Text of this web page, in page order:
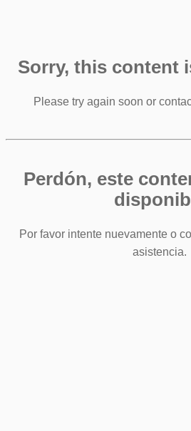
Sorry, this content
Please try again soon or
Perdón, este
Por favor intente nuevamente o
asistencia.